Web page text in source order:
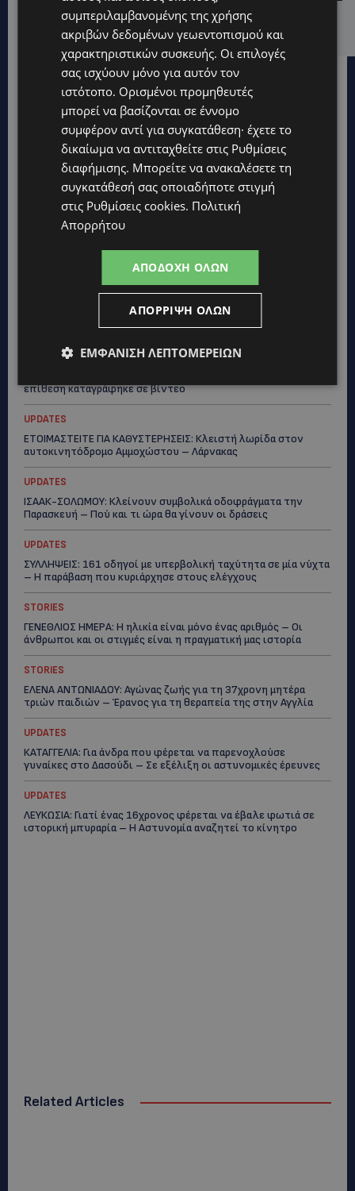
Οι άνθρωποι και οι στιγμές είναι η πραγματική μας
ιστορία
UPDATES
επίθεση καταγράφηκε σε βίντεο
UPDATES
ΕΤΟΙΜΑΣΤΕΙΤΕ ΓΙΑ ΚΑΘΥΣΤΕΡΗΣΕΙΣ: Κλειστή λωρίδα στον
αυτοκινητόδρομο Αμμοχώστου – Λάρνακας
UPDATES
ΙΣΑΑΚ-ΣΟΛΩΜΟΥ: Κλείνουν συμβολικά οδοφράγματα την
Παρασκευή – Πού και τι ώρα θα γίνουν οι δράσεις
UPDATES
ΣΥΛΛΗΨΕΙΣ: 161 οδηγοί με υπερβολική ταχύτητα σε μία νύχτα
– Η παράβαση που κυριάρχησε στους ελέγχους
STORIES
ΓΕΝΕΘΛΙΟΣ ΗΜΕΡΑ: Η ηλικία είναι μόνο ένας αριθμός – Οι
άνθρωποι και οι στιγμές είναι η πραγματική μας ιστορία
STORIES
ΕΛΕΝΑ ΑΝΤΩΝΙΑΔΟΥ: Αγώνας ζωής για τη 37χρονη μητέρα
τριών παιδιών – Έρανος για τη θεραπεία της στην Αγγλία
UPDATES
ΚΑΤΑΓΓΕΛΙΑ: Για άνδρα που φέρεται να παρενοχλούσε
γυναίκες στο Δασούδι – Σε εξέλιξη οι αστυνομικές έρευνες
UPDATES
ΛΕΥΚΩΣΙΑ: Γιατί ένας 16χρονος φέρεται να έβαλε φωτιά σε
ιστορική μπυραρία – Η Αστυνομία αναζητεί το κίνητρο
Related Articles
συμπεριλαμβανομένης της χρήσης
ακριβών δεδομένων γεωεντοπισμού και
χαρακτηριστικών συσκευής. Οι επιλογές
σας ισχύουν μόνο για αυτόν τον
ιστότοπο. Ορισμένοι προμηθευτές
μπορεί να βασίζονται σε έννομο
συμφέρον αντί για συγκατάθεση· έχετε το
δικαίωμα να αντιταχθείτε στις Ρυθμίσεις
διαφήμισης. Μπορείτε να ανακαλέσετε τη
συγκατάθεσή σας οποιαδήποτε στιγμή
στις Ρυθμίσεις cookies. Πολιτική
Απορρήτου
ΑΠΟΔΟΧΉ ΌΛΩΝ
ΑΠΌΡΡΙΨΗ ΌΛΩΝ
ΕΜΦΆΝΙΣΗ ΛΕΠΤΟΜΕΡΕΙΏΝ